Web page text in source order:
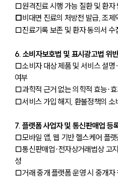
□원격진료 시행 가능 질환 및 환자
□비대면 진료의 처방전 발급, 조
□진료기록 보존 및 환자 동의서 수
6. 소비자보호법 및 표시광고법 위
□소비자 대상 제품 및 서비스 설명
여부
□과학적 근거 없는 의학적 효능·
□서비스 가입 해지, 환불정책의 소
7. 플랫폼 사업자 및 통신판매업 등
□모바일 앱, 웹 기반 헬스케어 플
□통신판매업·전자상거래법상 고
성
□거래 중개 플랫폼 운영 시 중개자